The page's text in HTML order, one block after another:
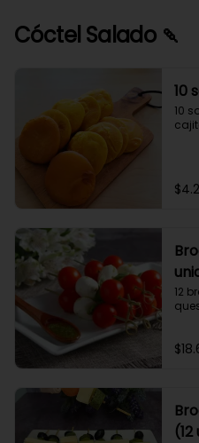
Cóctel Salado 🍡
10
10
12